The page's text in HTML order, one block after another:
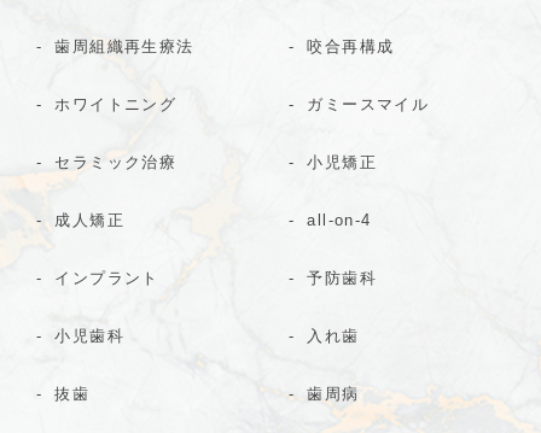
歯周組織再生療法 咬合再構成
ホワイトニング ガミースマイル
セラミック治療 小児矯正
成人矯正 all-on-4
インプラント 予防歯科
小児歯科 入れ歯
抜歯 歯周病